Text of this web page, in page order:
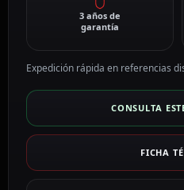
3 años de
garantía
Expedición rápida en referencias
CONSULTA
FICHA